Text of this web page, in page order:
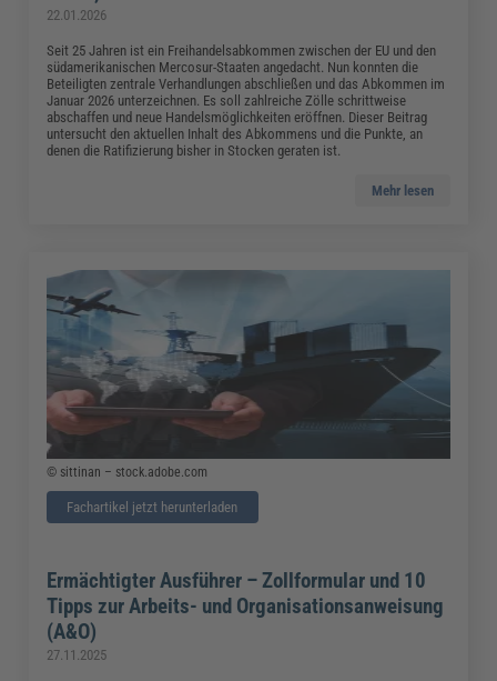
22.01.2026
Seit 25 Jahren ist ein Freihandelsabkommen zwischen der EU und den
südamerikanischen Mercosur-Staaten angedacht. Nun konnten die
Beteiligten zentrale Verhandlungen abschließen und das Abkommen im
Januar 2026 unterzeichnen. Es soll zahlreiche Zölle schrittweise
abschaffen und neue Handelsmöglichkeiten eröffnen. Dieser Beitrag
untersucht den aktuellen Inhalt des Abkommens und die Punkte, an
denen die Ratifizierung bisher in Stocken geraten ist.
Mehr lesen
© sittinan – stock.adobe.com
Fachartikel jetzt herunterladen
Ermächtigter Ausführer – Zollformular und 10
Tipps zur Arbeits- und Organisationsanweisung
(A&O)
27.11.2025